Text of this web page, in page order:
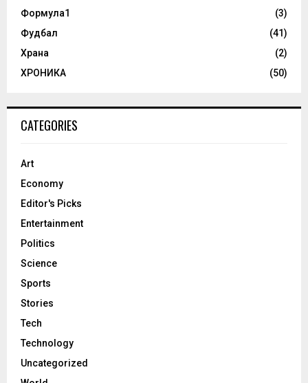
Формула1
(3)
Фудбал
(41)
Храна
(2)
ХРОНИКА
(50)
CATEGORIES
Art
Economy
Editor's Picks
Entertainment
Politics
Science
Sports
Stories
Tech
Technology
Uncategorized